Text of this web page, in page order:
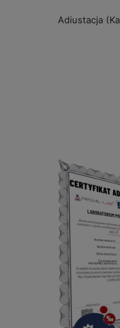
Adiustacja